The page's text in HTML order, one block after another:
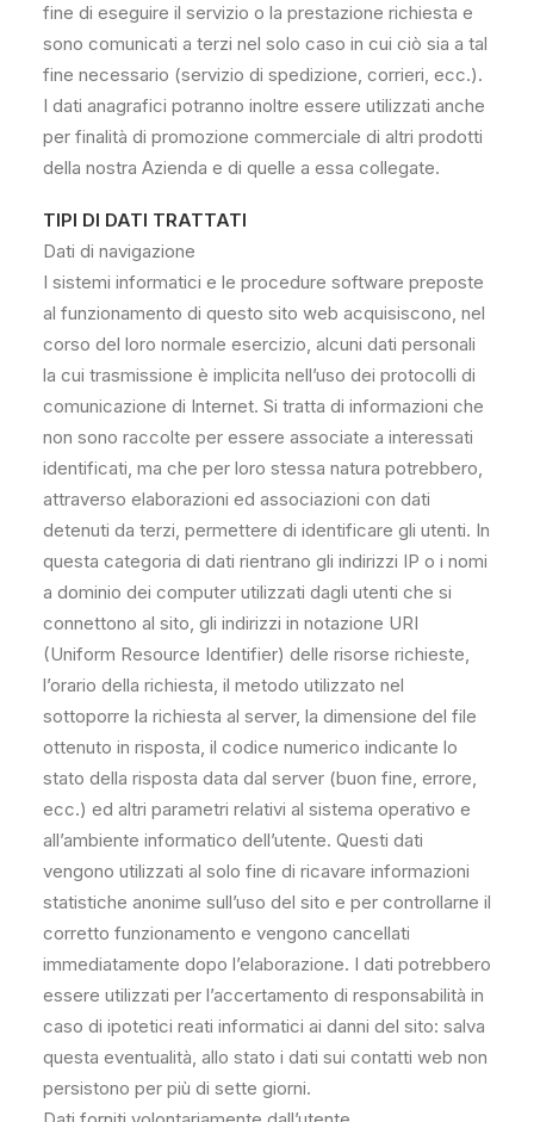
fine di eseguire il servizio o la prestazione richiesta e
sono comunicati a terzi nel solo caso in cui ciò sia a tal
fine necessario (servizio di spedizione, corrieri, ecc.).
I dati anagrafici potranno inoltre essere utilizzati anche
per finalità di promozione commerciale di altri prodotti
della nostra Azienda e di quelle a essa collegate.
TIPI DI DATI TRATTATI
Dati di navigazione
I sistemi informatici e le procedure software preposte
al funzionamento di questo sito web acquisiscono, nel
corso del loro normale esercizio, alcuni dati personali
la cui trasmissione è implicita nell’uso dei protocolli di
comunicazione di Internet. Si tratta di informazioni che
non sono raccolte per essere associate a interessati
identificati, ma che per loro stessa natura potrebbero,
attraverso elaborazioni ed associazioni con dati
detenuti da terzi, permettere di identificare gli utenti. In
questa categoria di dati rientrano gli indirizzi IP o i nomi
a dominio dei computer utilizzati dagli utenti che si
connettono al sito, gli indirizzi in notazione URI
(Uniform Resource Identifier) delle risorse richieste,
l’orario della richiesta, il metodo utilizzato nel
sottoporre la richiesta al server, la dimensione del file
ottenuto in risposta, il codice numerico indicante lo
stato della risposta data dal server (buon fine, errore,
ecc.) ed altri parametri relativi al sistema operativo e
all’ambiente informatico dell’utente. Questi dati
vengono utilizzati al solo fine di ricavare informazioni
statistiche anonime sull’uso del sito e per controllarne il
corretto funzionamento e vengono cancellati
immediatamente dopo l’elaborazione. I dati potrebbero
essere utilizzati per l’accertamento di responsabilità in
caso di ipotetici reati informatici ai danni del sito: salva
questa eventualità, allo stato i dati sui contatti web non
persistono per più di sette giorni.